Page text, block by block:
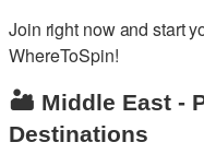
Join right now and start
WhereToSpin!
🏜️ Middle East -
Destinations